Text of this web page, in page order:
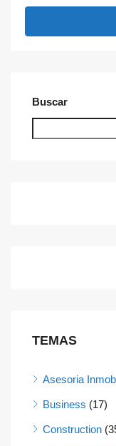
Buscar
TEMAS
Asesoria
Business (17)
Construction